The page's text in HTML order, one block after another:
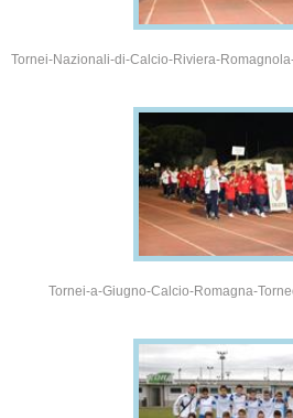
Tornei-Nazionali-di-Calcio-Riviera-
Tornei-a-Giugno-Calcio-Romagna-